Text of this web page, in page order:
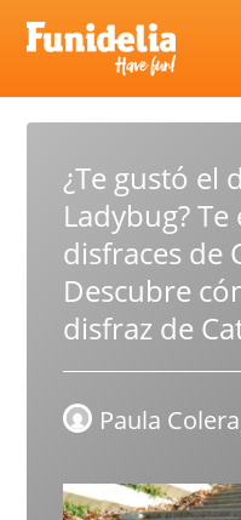
¿Te gustó el
Ladybug?
disfraces de
Descubre
disfraz de
Paula